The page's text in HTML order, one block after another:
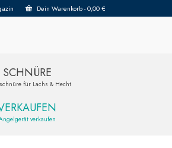
Dein Warenkorb-0,00€
SCHNÜRE
für Lachs & Hecht
verkaufen